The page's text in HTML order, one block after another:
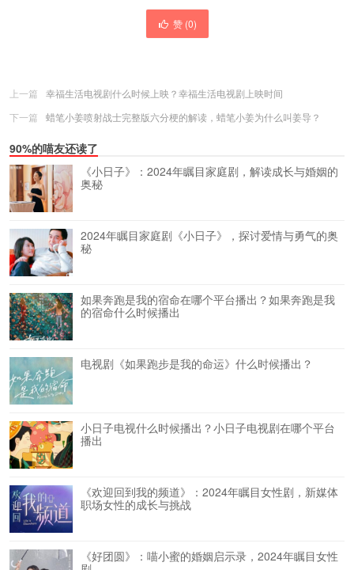
赞 (0)
上一篇
幸福生活电视剧什么时候上映？幸福生活电视剧上映时间
下一篇
蜡笔小姜喷射战士完整版六分梗的解读，蜡笔小姜为什么叫姜导？
90%的喵友还读了
《小日子》：2024年瞩目家庭剧，解读成长与婚姻的
奥秘
2024年瞩目家庭剧《小日子》，探讨爱情与勇气的奥
秘
如果奔跑是我的宿命在哪个平台播出？如果奔跑是我
的宿命什么时候播出
电视剧《如果跑步是我的命运》什么时候播出？
小日子电视什么时候播出？小日子电视剧在哪个平台
播出
《欢迎回到我的频道》：2024年瞩目女性剧，新媒体
职场女性的成长与挑战
《好团圆》：喵小蜜的婚姻启示录，2024年瞩目女性